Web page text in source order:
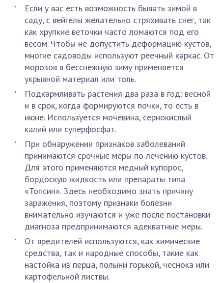
Если у вас есть возможность бывать зимой в
саду, с вейгелы желательно стряхивать снег, так
как хрупкие веточки часто ломаются под его
весом. Чтобы не допустить деформацию кустов,
многие садоводы используют реечный каркас. От
морозов в бесснежную зиму применяется
укрывной материал или толь.
Подкармливать растения два раза в год: весной
и в срок, когда формируются почки, то есть в
июне. Используется мочевина, сернокислый
калий или суперфосфат.
При обнаружении признаков заболеваний
принимаются срочные меры по лечению кустов.
Для этого применяются медный купорос,
бордоскую жидкость или препараты типа
«Топсин». Здесь необходимо знать причину
заражения, поэтому признаки болезни
внимательно изучаются и уже после постановки
диагноза предпринимаются адекватные меры.
От вредителей используются, как химические
средства, так и народные способы, такие как
настойка из перца, полыни горькой, чеснока или
картофельной листвы.